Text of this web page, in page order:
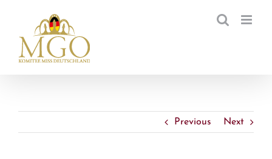
springen
Previous Next